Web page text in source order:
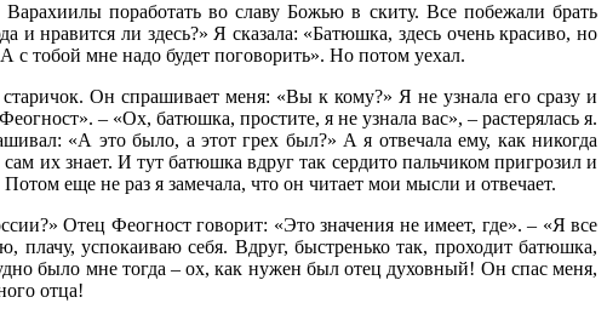
поработать во славу Божью в скиту. Все побежали брать
нравится ли здесь?» Я сказала: «Батюшка, здесь очень красиво, но
с тобой мне надо будет поговорить». Но потом уехал.
Он спрашивает меня: «Вы к кому?» Я не узнала его сразу и
– «Ох, батюшка, простите, я не узнала вас», – растерялась я.
«А это было, а этот грех был?» А я отвечала ему, как никогда
их знает. И тут батюшка вдруг так сердито пальчиком пригрозил и
еще не раз я замечала, что он читает мои мысли и отвечает.
Отец Феогност говорит: «Это значения не имеет, где». – «Я все
успокаиваю себя. Вдруг, быстренько так, проходит батюшка,
было мне тогда – ох, как нужен был отец духовный! Он спас меня,
отца!